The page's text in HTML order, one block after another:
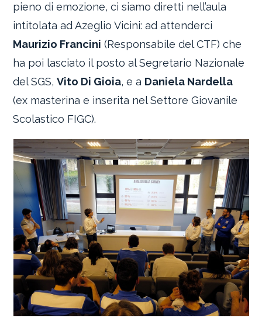
pieno di emozione, ci siamo diretti nell’aula
intitolata ad Azeglio Vicini: ad attenderci
Maurizio Francini (Responsabile del CTF) che
ha poi lasciato il posto al Segretario Nazionale
del SGS,Vito Di Gioia, e a Daniela Nardella
(ex masterina e inserita nel Settore Giovanile
Scolastico FIGC).